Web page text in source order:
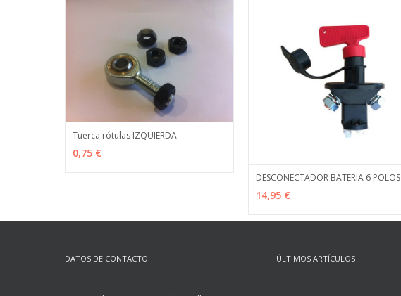
VER OPCIONES
Tuerca rótulas IZQUIERDA
0,75 €
AÑADIR
DESCONECTADOR BATERIA 6 POLOS
14,95 €
DATOS DE CONTACTO ÚLTIMOS ARTÍCULOS